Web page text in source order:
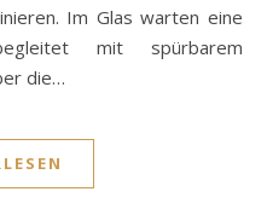
Im Glas warten eine
mit spürbarem
die…